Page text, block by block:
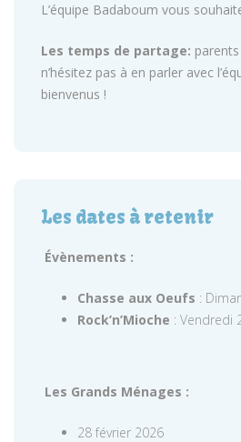
L’équipe Badaboum vous
Les temps de partage:
n’hésitez pas à en parler avec
bienvenus !
Les dates à retenir
Évènements :
Chasse aux Oeufs :
Rock’n’Mioche : Vendredi
Les Grands Ménages :
28 février 2026